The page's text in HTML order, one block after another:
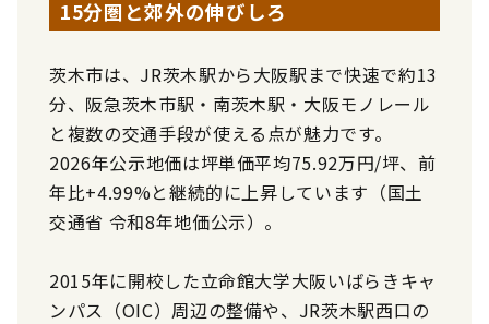
15分圏と郊外の伸びしろ
茨木市は、JR茨木駅から大阪駅まで快速で約13
分、阪急茨木市駅・南茨木駅・大阪モノレール
と複数の交通手段が使える点が魅力です。
2026年公示地価は坪単価平均75.92万円/坪、前
年比+4.99%と継続的に上昇しています（国土
交通省 令和8年地価公示）。
2015年に開校した立命館大学大阪いばらきキャ
ンパス（OIC）周辺の整備や、JR茨木駅西口の